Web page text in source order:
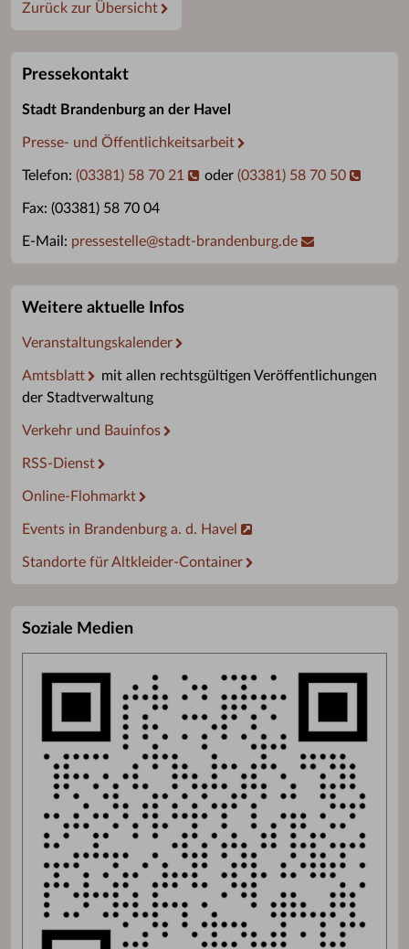
Zurück zur Übersicht
Pressekontakt
Stadt Brandenburg an der Havel
Presse- und Öffentlichkeitsarbeit
Telefon: (03381) 58 70 21 oder (03381) 58 70 50
Fax: (03381) 58 70 04
E-Mail: pressestelle@stadt-brandenburg.de
Weitere aktuelle Infos
Veranstaltungskalender
Amtsblatt
mit allen rechtsgültigen Veröffentlichungen
der Stadtverwaltung
Verkehr und Bauinfos
RSS-Dienst
Online-Flohmarkt
Events in Brandenburg a. d. Havel
Standorte für Altkleider-Container
Soziale Medien